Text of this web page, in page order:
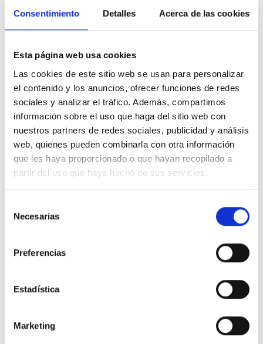
Consentimiento Detalles Acerca de las cookies
Esta página web usa cookies
Las cookies de este sitio web se usan para personalizar
el contenido y los anuncios, ofrecer funciones de redes
sociales y analizar el tráfico. Además, compartimos
información sobre el uso que haga del sitio web con
nuestros partners de redes sociales, publicidad y análisis
web, quienes pueden combinarla con otra información
que les haya proporcionado o que hayan recopilado a
partir del uso que haya hecho de sus servicios.
Necesarias
Preferencias
Estadística
Marketing
ofrece buena amortiguación y tracción, ayudando a
que niños y niñas caminen y jueguen con mayor
arena o césped.
Incorporancierre mediante cintas de velcro, lo que
facilita un calce rápido y sencillo, permitiendo además
un ajuste personalizado al pie. Este sistema es ideal
para fomentar la autonomía de los niños y garantizar
una correcta sujeción durante el movimiento. El diseño
abierto favorece la ventilación, manteniendo los pies
frescos en los días más calurosos.
Sandalias para niños y niñas cómodas y ligeras.
para un ajuste fácil
Materiales resistentes y flexibles, ideales para uso
Suela ligera con buena tracción
Diseño abierto que favorece la ventilación del pie.
Perfectas para verano, juegos, paseos y actividades